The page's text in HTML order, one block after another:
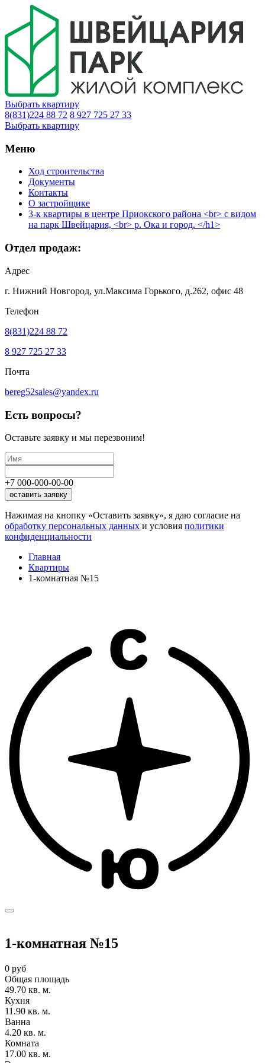
Выбрать квартиру
8(831)224 88 72 8 927 725 27 33
Выбрать квартиру
Меню
Ход строительства
Документы
Контакты
О застройщике
3-к квартиры в центре Приокского района <br> с видом
на парк Швейцария, <br> р. Ока и город. </h1>
Отдел продаж:
Адрес
г. Нижний Новгород, ул.Максима Горького, д.262, офис 48
Телефон
8(831)224 88 72
8 927 725 27 33
Почта
bereg52sales@yandex.ru
Есть вопросы?
Оставьте заявку и мы перезвоним!
+7 000-000-00-00
оставить заявку
Нажимая на кнопку «Оставить заявку», я даю согласие на
обработку персональных данных и условия политики
конфиденциальности
Главная
Квартиры
1-комнатная №15
1-комнатная №15
0 руб
Общая площадь
49.70 кв. м.
Кухня
11.90 кв. м.
Ванна
4.20 кв. м.
Комната
17.00 кв. м.